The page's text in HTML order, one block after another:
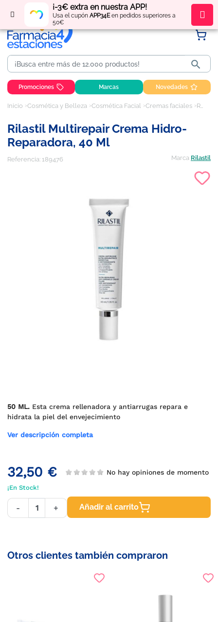
¡-3€ extra en nuestra APP!
Usa el cupón APP34Een pedidos superiores a
50€
Regístratey obténpuntos por tus compras

Promociones Marcas Novedades
Inicio Cosmética y Belleza Cosmética Facial Cremas faciales Rilastil Multirepair Crema Hidro-Reparadora, 40 ml
Rilastil Multirepair Crema Hidro-
Reparadora, 40 Ml
Referencia: 189476 Marca Rilastil
50 ML. Esta crema rellenadora y antiarrugas repara e
hidrata la piel del envejecimiento
Ver descripción completa
32,50 € No hay opiniones de momento
¡En Stock!
- + Añadir al carrito
Otros clientes también compraron